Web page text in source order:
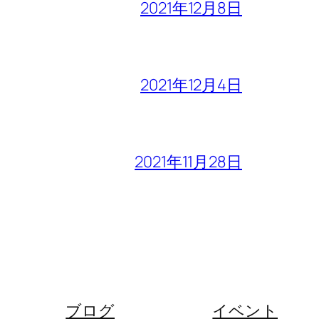
2021年12月8日
2021年12月4日
2021年11月28日
ブログ イベント